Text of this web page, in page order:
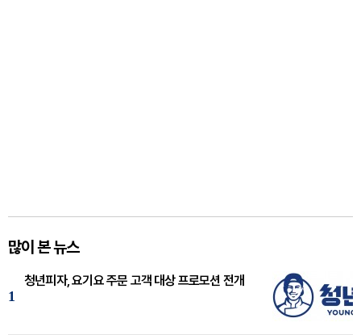
많이 본 뉴스
1
청년피자, 요기요 주문 고객 대상 프로모션 전개